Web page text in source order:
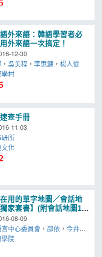
外來語：韓語學習者必
外來語一次搞定！
12-30
，吳美程 ，李惠鏞 ，楊人從
查手冊
11-03
所
用的單字地圖／會話地
家套書】(附會話地圖1M
08-09
中心委員會 ，邵依 ，今井久
博